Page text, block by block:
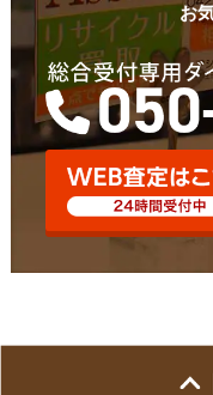
お